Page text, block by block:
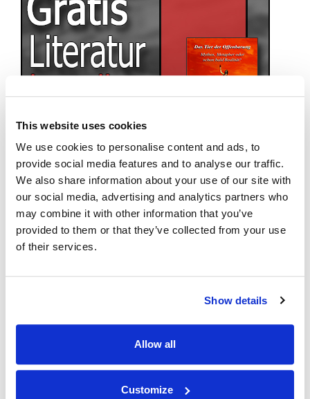
This website uses cookies
We use cookies to personalise content and ads, to
provide social media features and to analyse our traffic.
We also share information about your use of our site with
our social media, advertising and analytics partners who
may combine it with other information that you’ve
provided to them or that they’ve collected from your use
of their services.
Show details
Allow all
Customize